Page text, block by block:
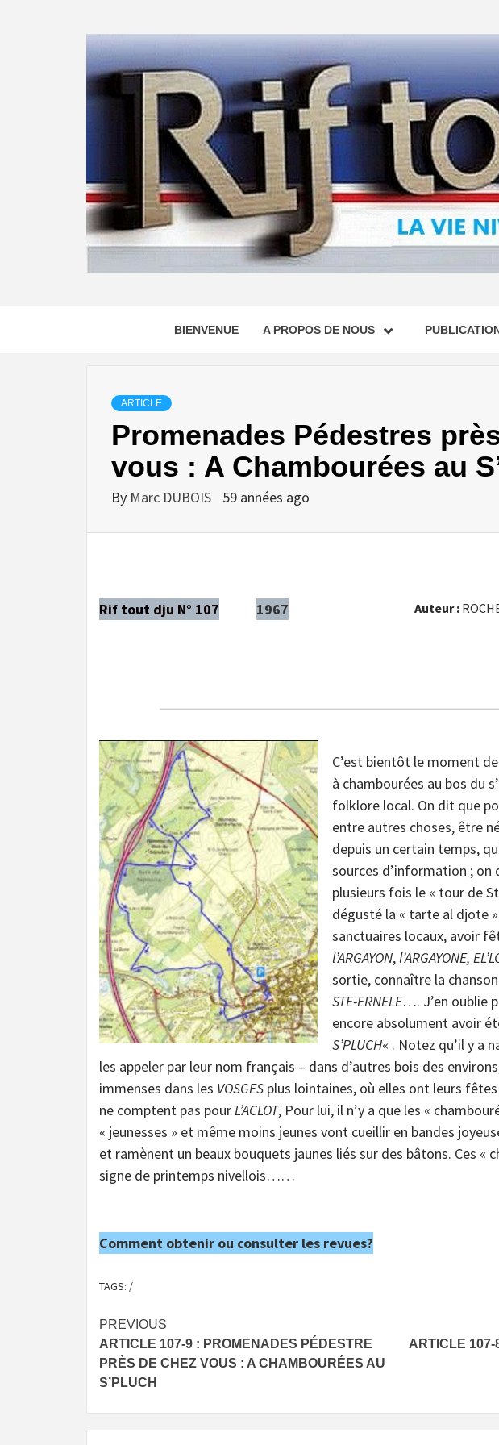
BIENVENUE A PROPOS DE NOUS
ARTICLE
Promenades Pédestres
vous : A Chambourées au
By Marc DUBOIS 59 années ago
Rif tout dju N° 107 1967 Auteur :
C’est bientôt le moment
à chambourées au bos du
folklore local. On dit que
entre autres choses, être
depuis un certain temps,
sources d’information ;
plusieurs fois le « tour de
dégusté la « tarte al djote
sanctuaires locaux, avoir
l’ARGAYON,l’ARGAYONE,
sortie, connaître la
STE-ERNELE…. J’en oublie
encore absolument avoir
S’PLUCH« . Notez qu’il y a
les appeler par leur nom français – dans d’autres bois des
immenses dans les VOSGES plus lointaines, où elles ont leurs
ne comptent pas pour L’ACLOT, Pour lui, il n’y a que les «
« jeunesses » et même moins jeunes vont cueillir en bandes
et ramènent un beaux bouquets jaunes liés sur des bâtons. Ces «
signe de printemps nivellois……
Comment obtenir ou consulter les revues?
TAGS: /
Post
navigation
PREVIOUS
ARTICLE 107-9 : PROMENADES PÉDESTRE
PRÈS DE CHEZ VOUS : A CHAMBOURÉES AU
S’PLUCH
ARTICLE 107-